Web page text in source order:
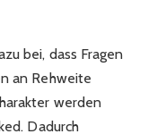
bei, dass Fragen
an Rehweite
werden
Dadurch